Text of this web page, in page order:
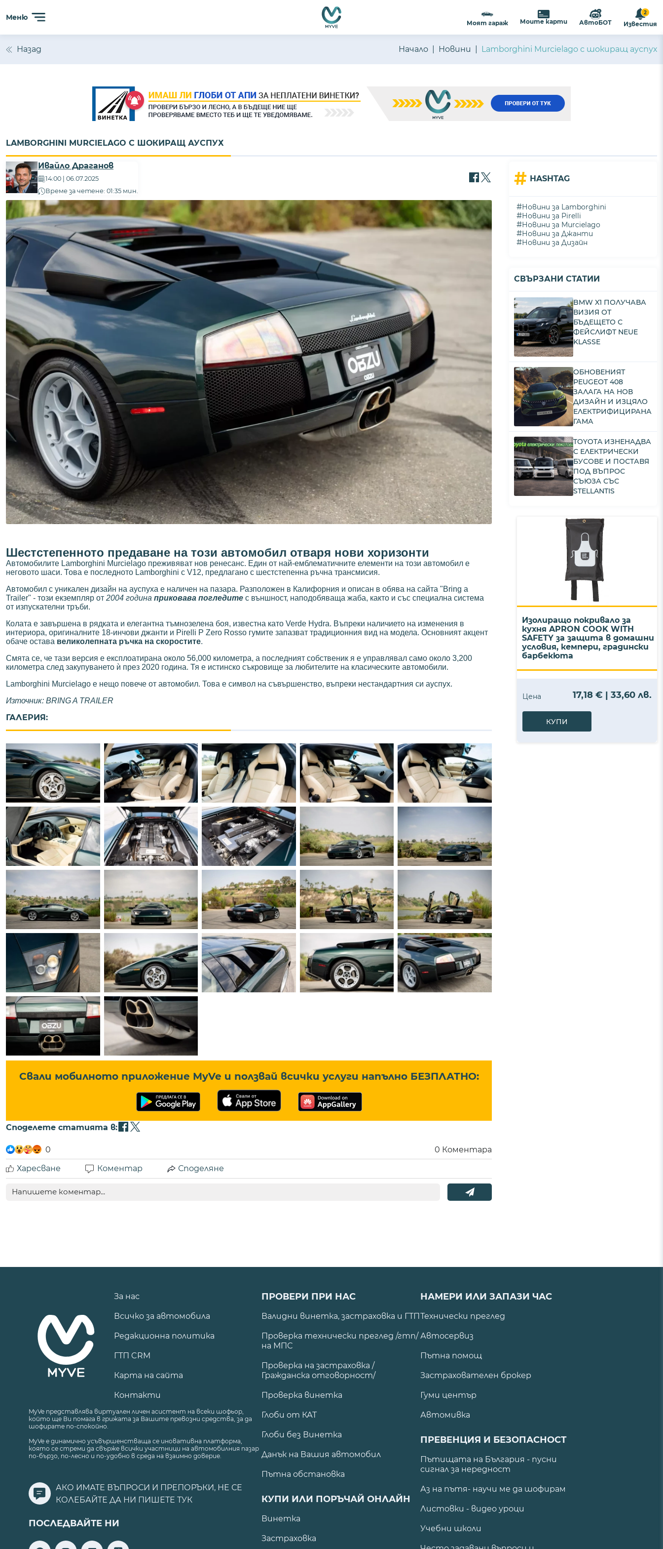
Меню
Моят гараж Моите карти АвтоБОТ
2
Известия
Назад Начало Новини Lamborghini Murcielago с шокиращ ауспух
LAMBORGHINI MURCIELAGO С ШОКИРАЩ АУСПУХ
Ивайло Драганов
14:00 | 06.07.2025
Време за четене: 01:35 мин.
Шестстепенното предаване на този автомобил отваря нови хоризонти
Автомобилите Lamborghini Murcielago преживяват нов ренесанс. Един от най-емблематичните елементи на този автомобил е
неговото шаси. Това е последното Lamborghini с V12, предлагано с шестстепенна ръчна трансмисия.
Автомобил с уникален дизайн на ауспуха е наличен на пазара. Разположен в Калифорния и описан в обява на сайта "Bring a
Trailer" - този екземпляр от 2004 година приковава погледите с външност, наподобяваща жаба, както и със специална система
от изпускателни тръби.
Колата е завършена в рядката и елегантна тъмнозелена боя, известна като Verde Hydra. Въпреки наличието на изменения в
интериорa, оригиналните 18-инчови джанти и Pirelli P Zero Rosso гумите запазват традиционния вид на модела. Основният акцент
обаче остава великолепната ръчка на скоростите.
Смята се, че тази версия е експлоатирана около 56,000 километра, а последният собственик я е управлявал само около 3,200
километра след закупуването ѝ през 2020 година. Тя е истинско съкровище за любителите на класическите автомобили.
Lamborghini Murcielago е нещо повече от автомобил. Това е символ на съвършенство, въпреки нестандартния си ауспух.
Източник: BRING A TRAILER
ГАЛЕРИЯ:
Свали мобилното приложение MyVe и ползвай всички услуги напълно БЕЗПЛАТНО:
Споделете статията в:
0 0 Коментара
Харесване
Коментар Споделяне
# HASHTAG
#Новини за Lamborghini
#Новини за Pirelli
#Новини за Murcielago
#Новини за Джанти
#Новини за Дизайн
СВЪРЗАНИ СТАТИИ
BMW X1 ПОЛУЧАВА
ВИЗИЯ ОТ
БЪДЕЩЕТО С
ФЕЙСЛИФТ NEUE
KLASSE
ОБНОВЕНИЯТ
PEUGEOT 408
ЗАЛАГА НА НОВ
ДИЗАЙН И ИЗЦЯЛО
ЕЛЕКТРИФИЦИРАНА
ГАМА
TOYOTA ИЗНЕНАДВА
С ЕЛЕКТРИЧЕСКИ
БУСОВЕ И ПОСТАВЯ
ПОД ВЪПРОС
СЪЮЗА СЪС
STELLANTIS
Изолиращо покривало за
кухня APRON COOK WITH
SAFETY за защита в домашни
условия, кемпери, градински
барбекюта
Цена 17,18 € | 33,60 лв.
КУПИ
За нас
Всичко за автомобила
Редакционна политика
ГТП CRM
Карта на сайта
Контакти
MyVe представлява виртуален личен асистент на всеки шофьор,
който ще Ви помага в грижата за Вашите превозни средства, за да
шофирате по-спокойно.
MyVe е динамично усъвършенстваща се иновативна платформа,
която се стреми да свърже всички участници на автомобилния пазар
по-бързо, по-лесно и по-удобно в среда на взаимно доверие.
АКО ИМАТЕ ВЪПРОСИ И ПРЕПОРЪКИ, НЕ СЕ
КОЛЕБАЙТЕ ДА НИ ПИШЕТЕ ТУК
ПОСЛЕДВАЙТЕ НИ
ПРОВЕРИ ПРИ НАС
Валидни винетка, застраховка и ГТП
Проверка технически преглед /гтп/
на МПС
Проверка на застраховка /
Гражданска отговорност/
Проверка винетка
Глоби от КАТ
Глоби без Винетка
Данък на Вашия автомобил
Пътна обстановка
КУПИ ИЛИ ПОРЪЧАЙ ОНЛАЙН
Винетка
Застраховка
НАМЕРИ ИЛИ ЗАПАЗИ ЧАС
Технически преглед
Автосервиз
Пътна помощ
Застрахователен брокер
Гуми център
Автомивка
ПРЕВЕНЦИЯ И БЕЗОПАСНОСТ
Пътищата на България - пусни
сигнал за нередност
Аз на пътя- научи ме да шофирам
Листовки - видео уроци
Учебни школи